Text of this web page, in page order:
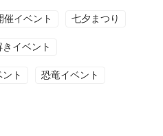
イベント 七夕まつり
きイベント
ト 恐竜イベント